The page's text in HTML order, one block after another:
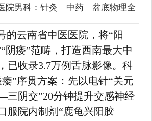
院男科：针灸—中药—盆底物理全
的云南省中医医院，将“阳
阴痿”范畴，打造西南最大中
已收录3.7万例舌脉影像。科
”序贯方案：先以电针“关元
阴交”20分钟提升交感神经
服院内制剂“鹿龟兴阳胶